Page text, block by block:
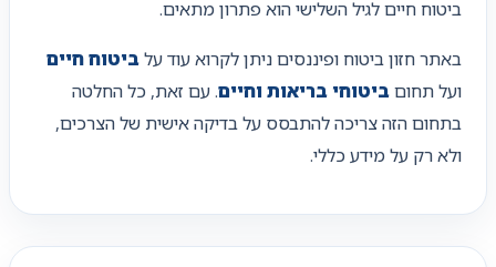
ביטוח חיים לגיל השלישי הוא פתרון מתאים.
באתר חזון ביטוח ופיננסים ניתן לקרוא עוד עלביטוח חיים
ועל תחוםביטוחי בריאות וחיים. עם זאת, כל החלטה
בתחום הזה צריכה להתבסס על בדיקה אישית של הצרכים,
ולא רק על מידע כללי.